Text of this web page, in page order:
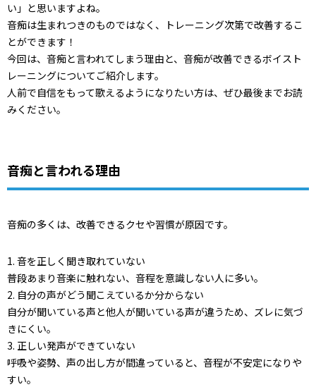
い」と思いますよね。
音痴は生まれつきのものではなく、トレーニング次第で改善するこ
とができます！
今回は、音痴と言われてしまう理由と、音痴が改善できるボイスト
レーニングについてご紹介します。
人前で自信をもって歌えるようになりたい方は、ぜひ最後までお読
みください。
音痴と言われる理由
音痴の多くは、改善できるクセや習慣が原因です。
1. 音を正しく聞き取れていない
普段あまり音楽に触れない、音程を意識しない人に多い。
2. 自分の声がどう聞こえているか分からない
自分が聞いている声と他人が聞いている声が違うため、ズレに気づ
きにくい。
3. 正しい発声ができていない
呼吸や姿勢、声の出し方が間違っていると、音程が不安定になりや
すい。